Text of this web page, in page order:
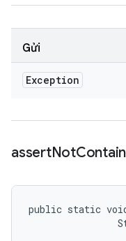
Gửi
Exception
assertNot
public static